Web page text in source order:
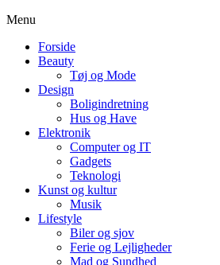
Menu
Forside
Beauty
Tøj og Mode
Design
Boligindretning
Hus og Have
Elektronik
Computer og IT
Gadgets
Teknologi
Kunst og kultur
Musik
Lifestyle
Biler og sjov
Ferie og Lejligheder
Mad og Sundhed